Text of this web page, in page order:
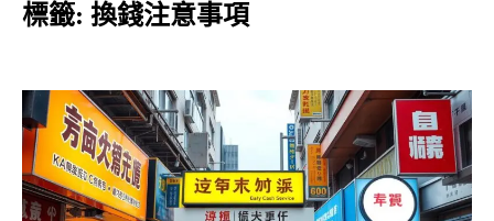
標籤: 換錢注意事項